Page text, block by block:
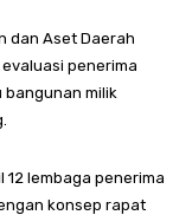
dan Aset Daerah
penerima
milik
12 lembaga penerima
konsep rapat